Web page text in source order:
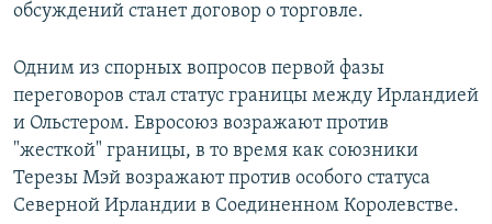
обсуждений станет договор о торговле.
Одним из спорных вопросов первой фазы
переговоров стал статус границы между Ирландией
и Ольстером. Евросоюз возражают против
"жесткой" границы, в то время как союзники
Терезы Мэй возражают против особого статуса
Северной Ирландии в Соединенном Королевстве.